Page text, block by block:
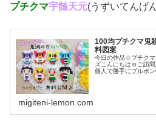
プチクマ宇髄天元(うずいてんげ
100均プチクマ鬼
料図案
今日の作品☆プチク
ズこんにちは☺ご訪
個人で勝手にブルボ
migiteni-lemon.com